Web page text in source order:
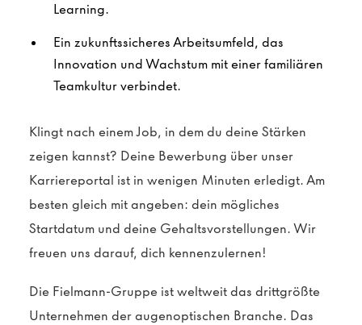
Learning.
Ein zukunftssicheres Arbeitsumfeld, das
Innovation und Wachstum mit einer familiären
Teamkultur verbindet.
Klingt nach einem Job, in dem du deine Stärken
zeigen kannst? Deine Bewerbung über unser
Karriereportal ist in wenigen Minuten erledigt. Am
besten gleich mit angeben: dein mögliches
Startdatum und deine Gehaltsvorstellungen. Wir
freuen uns darauf, dich kennenzulernen!
Die Fielmann-Gruppe ist weltweit das drittgrößte
Unternehmen der augenoptischen Branche. Das